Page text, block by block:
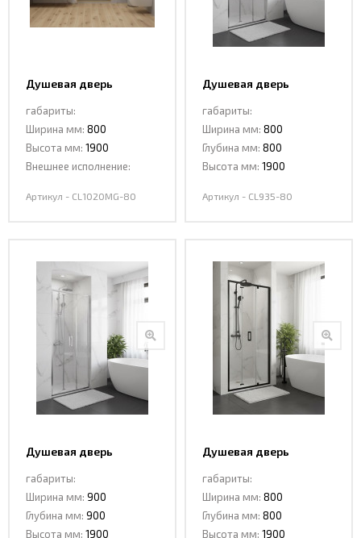
Душевая дверь
80 MATT GOLD
габариты:
Ширина мм: 800
Высота мм: 1900
Внешнее исполнение:
Артикул - CL1020MG-80
Душевая дверь
габариты:
Ширина мм: 800
Глубина мм: 800
Высота мм: 1900
Артикул - CL935-80
Душевая дверь
габариты:
Ширина мм: 900
Глубина мм: 900
Высота мм: 1900
Душевая дверь
габариты:
Ширина мм: 800
Глубина мм: 800
Высота мм: 1900